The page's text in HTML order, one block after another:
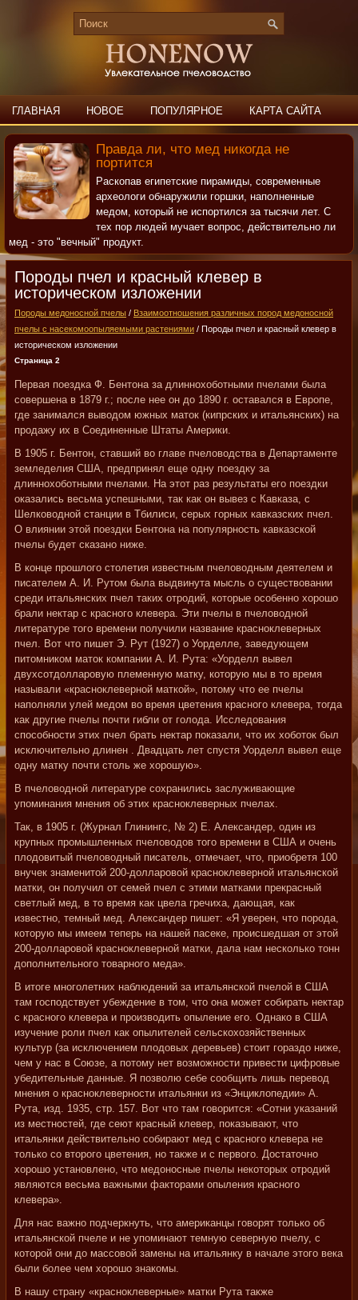
ГЛАВНАЯ НОВОЕ ПОПУЛЯРНОЕ КАРТА САЙТА
ПОИСК КОНТАКТЫ
Правда ли, что мед никогда не
портится
Раскопав египетские пирамиды, современные
археологи обнаружили горшки, наполненные
медом, который не испортился за тысячи лет. С
тех пор людей мучает вопрос, действительно ли
мед - это "вечный" продукт.
Породы пчел и красный клевер в
историческом изложении
Породы медоносной пчелы / Взаимоотношения различных пород медоносной
пчелы с насекомоопыляемыми растениями / Породы пчел и красный клевер в
историческом изложении
Страница 2
Первая поездка Ф. Бентона за длиннохоботными пчелами была
совершена в 1879 г.; после нее он до 1890 г. оставался в Европе,
где занимался выводом южных маток (кипрских и итальянских) на
продажу их в Соединенные Штаты Америки.
В 1905 г. Бентон, ставший во главе пчеловодства в Департаменте
земледелия США, предпринял еще одну поездку за
длиннохоботными пчелами. На этот раз результаты его поездки
оказались весьма успешными, так как он вывез с Кавказа, с
Шелководной станции в Тбилиси, серых горных кавказских пчел.
О влиянии этой поездки Бентона на популярность кавказской
пчелы будет сказано ниже.
В конце прошлого столетия известным пчеловодным деятелем и
писателем А. И. Рутом была выдвинута мысль о существовании
среди итальянских пчел таких отродий, которые особенно хорошо
брали нектар с красного клевера. Эти пчелы в пчеловодной
литературе того времени получили название красноклеверных
пчел. Вот что пишет Э. Рут (1927) о Уорделле, заведующем
питомником маток компании А. И. Рута: «Уорделл вывел
двухсотдолларовую племенную матку, которую мы в то время
называли «красноклеверной маткой», потому что ее пчелы
наполняли улей медом во время цветения красного клевера, тогда
как другие пчелы почти гибли от голода. Исследования
способности этих пчел брать нектар показали, что их хоботок был
исключительно длинен . Двадцать лет спустя Уорделл вывел еще
одну матку почти столь же хорошую».
В пчеловодной литературе сохранились заслуживающие
упоминания мнения об этих красноклеверных пчелах.
Так, в 1905 г. (Журнал Глинингс, № 2) Е. Александер, один из
крупных промышленных пчеловодов того времени в США и очень
плодовитый пчеловодный писатель, отмечает, что, приобретя 100
внучек знаменитой 200-долларовой красноклеверной итальянской
матки, он получил от семей пчел с этими матками прекрасный
светлый мед, в то время как цвела гречиха, дающая, как
известно, темный мед. Александер пишет: «Я уверен, что порода,
которую мы имеем теперь на нашей пасеке, происшедшая от этой
200-долларовой красноклеверной матки, дала нам несколько тонн
дополнительного товарного меда».
В итоге многолетних наблюдений за итальянской пчелой в США
там господствует убеждение в том, что она может собирать нектар
с красного клевера и производить опыление его. Однако в США
изучение роли пчел как опылителей сельскохозяйственных
культур (за исключением плодовых деревьев) стоит гораздо ниже,
чем у нас в Союзе, а потому нет возможности привести цифровые
убедительные данные. Я позволю себе сообщить лишь перевод
мнения о красноклеверности итальянки из «Энциклопедии» А.
Рута, изд. 1935, стр. 157. Вот что там говорится: «Сотни указаний
из местностей, где сеют красный клевер, показывают, что
итальянки действительно собирают мед с красного клевера не
только со второго цветения, но также и с первого. Достаточно
хорошо установлено, что медоносные пчелы некоторых отродий
являются весьма важными факторами опыления красного
клевера».
Для нас важно подчеркнуть, что американцы говорят только об
итальянской пчеле и не упоминают темную северную пчелу, с
которой они до массовой замены на итальянку в начале этого века
были более чем хорошо знакомы.
В нашу страну «красноклеверные» матки Рута также